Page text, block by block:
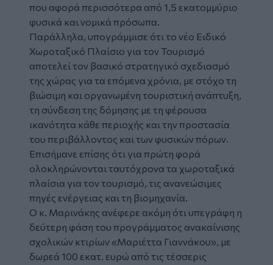
που αφορά περισσότερα από 1,5 εκατομμύριο
φυσικά και νομικά πρόσωπα.
Παράλληλα, υπογράμμισε ότι το νέο Ειδικό
Χωροταξικό Πλαίσιο για τον Τουρισμό
αποτελεί τον βασικό στρατηγικό σχεδιασμό
της χώρας για τα επόμενα χρόνια, με στόχο τη
βιώσιμη και οργανωμένη τουριστική ανάπτυξη,
τη σύνδεση της δόμησης με τη φέρουσα
ικανότητα κάθε περιοχής και την προστασία
του περιβάλλοντος και των φυσικών πόρων.
Επισήμανε επίσης ότι για πρώτη φορά
ολοκληρώνονται ταυτόχρονα τα χωροταξικά
πλαίσια για τον τουρισμό, τις ανανεώσιμες
πηγές ενέργειας και τη βιομηχανία.
Ο κ. Μαρινάκης ανέφερε ακόμη ότι υπεγράφη η
δεύτερη φάση του προγράμματος ανακαίνισης
σχολικών κτιρίων «Μαριέττα Γιαννάκου», με
δωρεά 100 εκατ. ευρώ από τις τέσσερις